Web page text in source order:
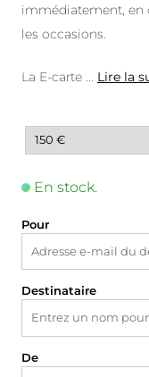
immédiatement, en
les occasions.
La E-carte Lire la
En stock.
Pour
Destinataire
De